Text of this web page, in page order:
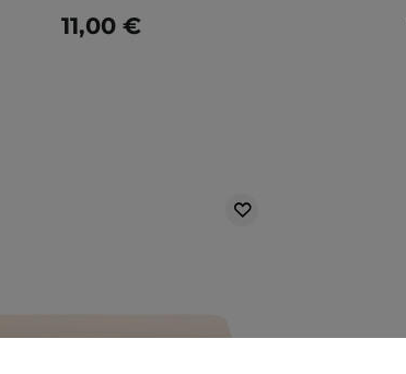
11,00 €